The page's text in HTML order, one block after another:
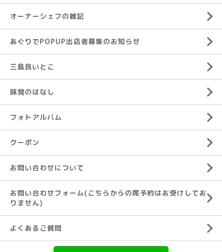
オーナーシェフの雑記
あぐりでPOPUP出店者募集のお知らせ
三島良いとこ
味覚のはなし
フォトアルバム
クーポン
お問い合わせについて
お問い合わせフォーム(こちらからの席予約はお受けしてお
りません)
よくあるご質問